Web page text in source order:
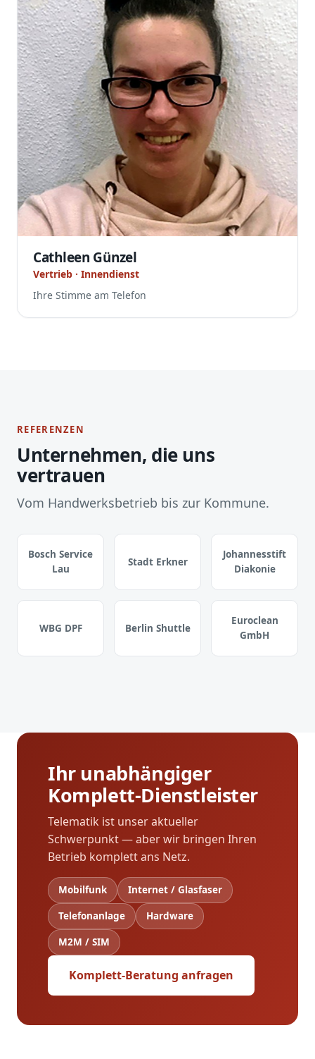
Cathleen Günzel
Vertrieb · Innendienst
Ihre Stimme am Telefon
REFERENZEN
Unternehmen, die uns
vertrauen
Vom Handwerksbetrieb bis zur Kommune.
Bosch Service
Lau
Stadt Erkner
Johannesstift
Diakonie
WBG DPF Berlin Shuttle
Euroclean
GmbH
Ihr unabhängiger
Komplett-Dienstleister
Telematik ist unser aktueller
Schwerpunkt — aber wir bringen Ihren
Betrieb komplett ans Netz.
Mobilfunk Internet / Glasfaser
Telefonanlage Hardware
M2M / SIM
Komplett-Beratung anfragen